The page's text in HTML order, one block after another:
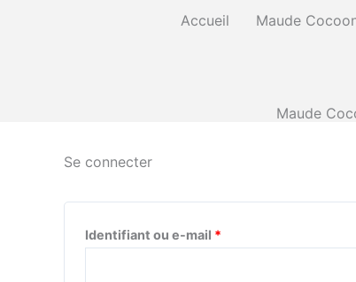
Accueil Maude
Maude
Se connecter
Identifiant ou e-mail *